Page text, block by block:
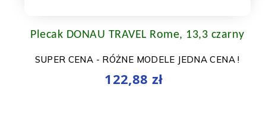
Plecak DONAU TRAVEL Rome, 13,3 czarny
SUPER CENA - RÓŻNE MODELE JEDNA CENA !
122,88 zł